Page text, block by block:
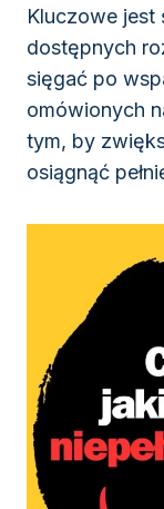
Kluczowe jest
dostępnych
sięgać po
omówionych
tym, by
osiągnąć